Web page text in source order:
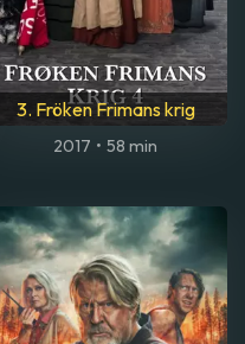
3. Fröken Frimans krig
2017 • 58 min